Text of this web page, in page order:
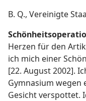
B. Q., Vereinigte
Herzen für den
ich mich einer
[22. August 2002].
Gymnasium wegen
Gesicht verspottet.